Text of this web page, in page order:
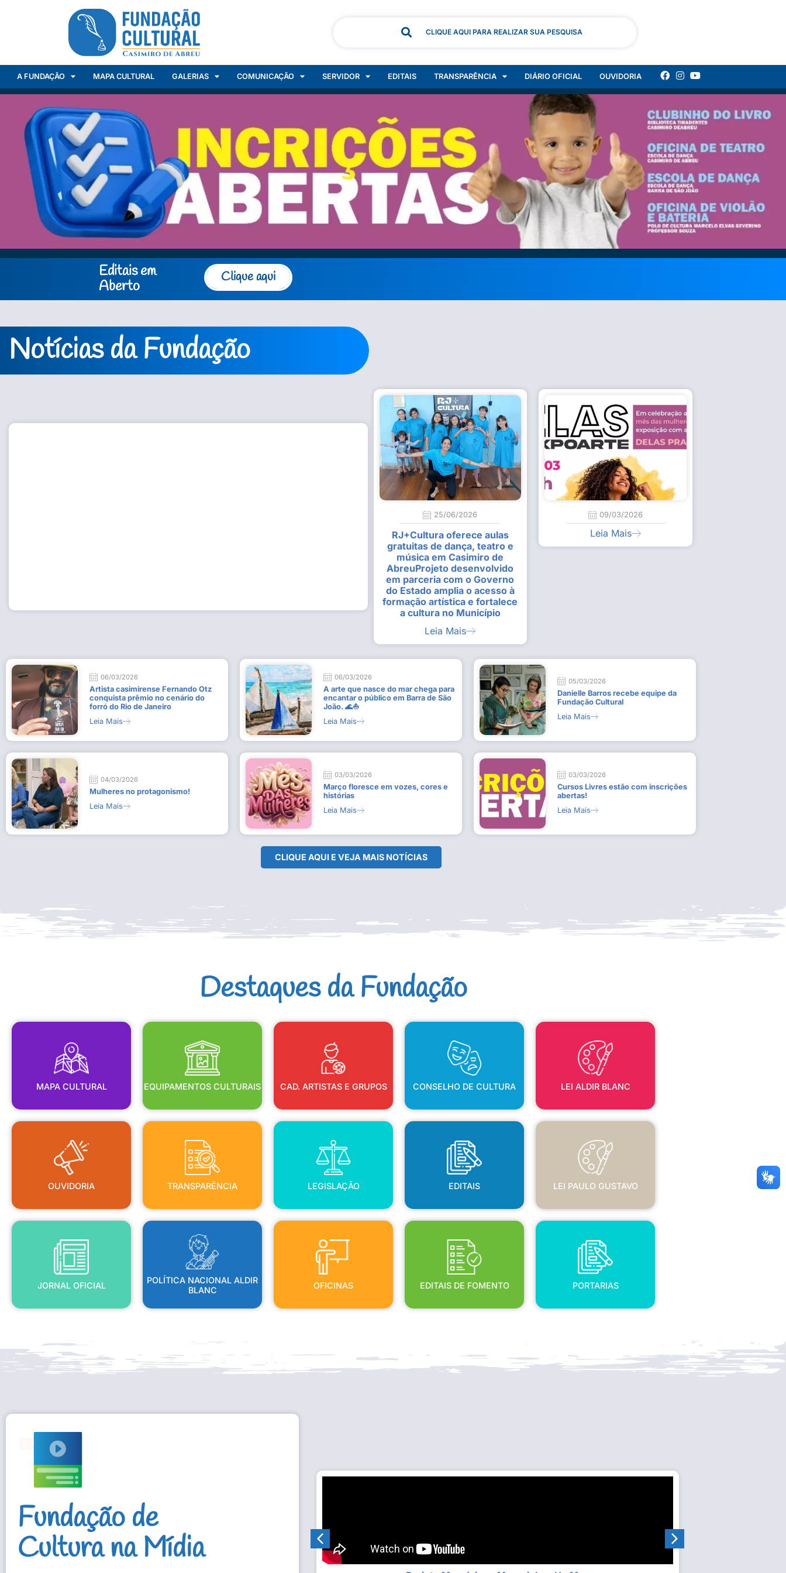
CLIQUE AQUI PARA REALIZAR SUA PESQUISA
A FUNDAÇÃO MAPA CULTURAL GALERIAS COMUNICAÇÃO SERVIDOR EDITAIS TRANSPARÊNCIA DIÁRIO OFICIAL OUVIDORIA
Editais em
Aberto
Clique aqui
Notícias da Fundação
Estudantes vivenciam experiência artística em visita guiada à exposição “Em
Busca do Divino”, em Rio Dourado
9 de julho de 2026
Leia Mais
25/06/2026
RJ+Cultura oferece aulas
gratuitas de dança, teatro e
música em Casimiro de
AbreuProjeto desenvolvido
em parceria com o Governo
do Estado amplia o acesso à
formação artística e fortalece
a cultura no Município
Leia Mais
09/03/2026
Leia Mais
06/03/2026
Artista casimirense Fernando Otz
conquista prêmio no cenário do
forró do Rio de Janeiro
Leia Mais
06/03/2026
A arte que nasce do mar chega para
encantar o público em Barra de São
João. 🌊⛵
Leia Mais
05/03/2026
Danielle Barros recebe equipe da
Fundação Cultural
Leia Mais
04/03/2026
Mulheres no protagonismo!
Leia Mais
03/03/2026
Março floresce em vozes, cores e
histórias
Leia Mais
03/03/2026
Cursos Livres estão com inscrições
abertas!
Leia Mais
CLIQUE AQUI E VEJA MAIS NOTÍCIAS
Destaques da Fundação
MAPA CULTURAL
MAPA CULTURAL
EQUIPAMENTOS CULTURAIS
EQUIPAMENTOS CULTURAIS
CAD. ARTISTAS E GRUPOS
CAD. ARTISTAS E GRUPOS
CONSELHO DE CULTURA
CONSELHO DE CULTURA
LEI ALDIR BLANC
LEI ALDIR BLANC
OUVIDORIA
OUVIDORIA
TRANSPARÊNCIA
TRANSPARÊNCIA
LEGISLAÇÃO
LEGISLAÇÃO
EDITAIS
EDITAIS
LEI PAULO GUSTAVO
LEI PAULO GUSTAVO
JORNAL OFICIAL
JORNAL OFICIAL
POLÍTICA NACIONAL ALDIR
BLANC
POLÍTICA NACIONAL ALDIR
BLANC
OFICINAS
OFICINAS
EDITAIS DE FOMENTO
EDITAIS DE FOMENTO
PORTARIAS
PORTARIAS
Fundação de
Cultura na Mídia